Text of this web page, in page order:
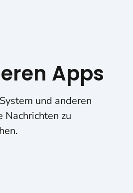
Apps
und anderen
zu